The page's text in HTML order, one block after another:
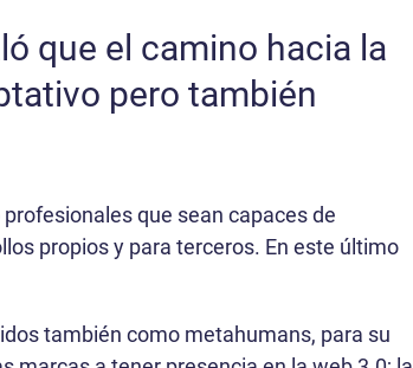
que el camino hacia la
pero también
que sean capaces de
propios y para terceros. En este último
también como metahumans, para su